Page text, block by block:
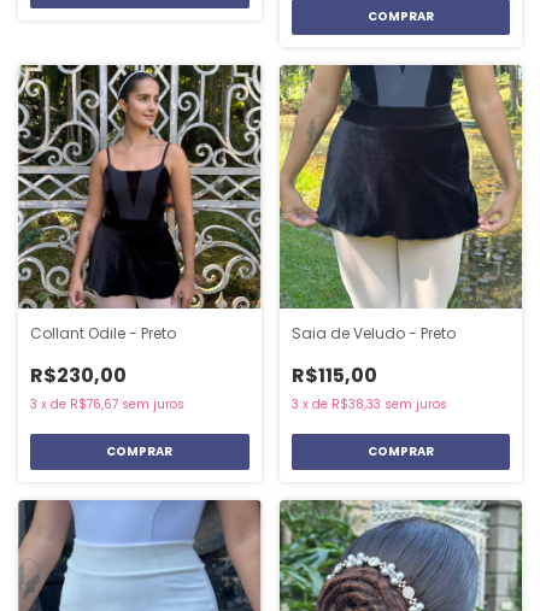
COMPRAR
Collant Odile - Preto
R$230,00
3 x de R$76,67 sem juros
COMPRAR
Saia de Veludo - Preto
R$115,00
3 x de R$38,33 sem juros
COMPRAR